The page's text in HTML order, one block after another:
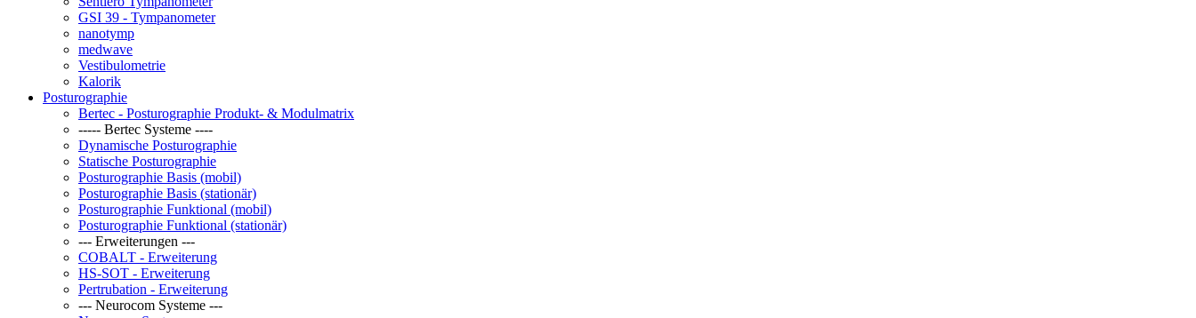
GSI 39 - Tympanometer
nanotymp
medwave
Vestibulometrie
Kalorik
Posturographie
Bertec - Posturographie Produkt- & Modulmatrix
----- Bertec Systeme ----
Dynamische Posturographie
Statische Posturographie
Posturographie Basis (mobil)
Posturographie Basis (stationär)
Posturographie Funktional (mobil)
Posturographie Funktional (stationär)
--- Erweiterungen ---
COBALT - Erweiterung
HS-SOT - Erweiterung
Pertrubation - Erweiterung
--- Neurocom Systeme ---